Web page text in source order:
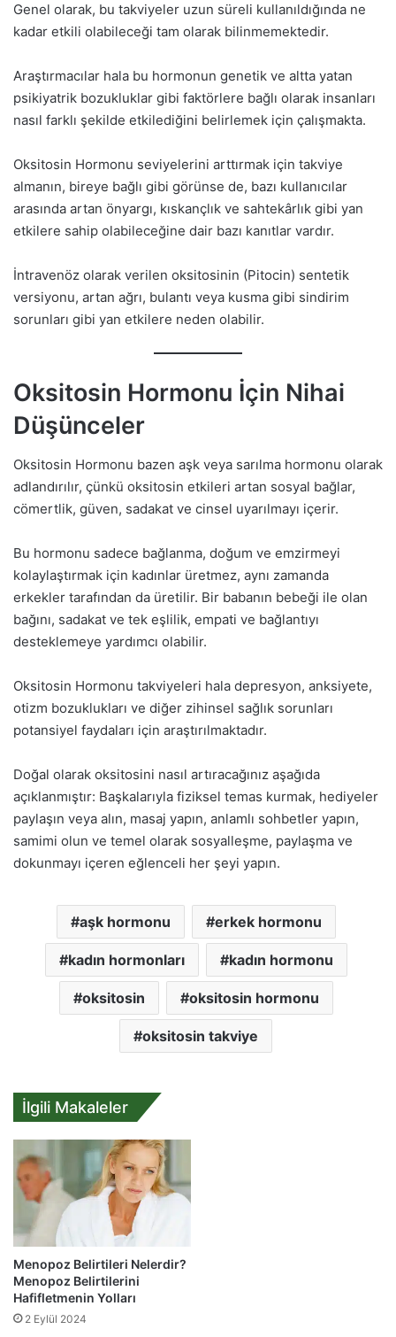
Genel olarak, bu takviyeler uzun süreli kullanıldığında ne
kadar etkili olabileceği tam olarak bilinmemektedir.
Araştırmacılar hala bu hormonun genetik ve altta yatan
psikiyatrik bozukluklar gibi faktörlere bağlı olarak insanları
nasıl farklı şekilde etkilediğini belirlemek için çalışmakta.
Oksitosin Hormonu seviyelerini arttırmak için takviye
almanın, bireye bağlı gibi görünse de, bazı kullanıcılar
arasında artan önyargı, kıskançlık ve sahtekârlık gibi yan
etkilere sahip olabileceğine dair bazı kanıtlar vardır.
İntravenöz olarak verilen oksitosinin (Pitocin) sentetik
versiyonu, artan ağrı, bulantı veya kusma gibi sindirim
sorunları gibi yan etkilere neden olabilir.
Oksitosin Hormonu İçin Nihai
Düşünceler
Oksitosin Hormonu bazen aşk veya sarılma hormonu olarak
adlandırılır, çünkü oksitosin etkileri artan sosyal bağlar,
cömertlik, güven, sadakat ve cinsel uyarılmayı içerir.
Bu hormonu sadece bağlanma, doğum ve emzirmeyi
kolaylaştırmak için kadınlar üretmez, aynı zamanda
erkekler tarafından da üretilir. Bir babanın bebeği ile olan
bağını, sadakat ve tek eşlilik, empati ve bağlantıyı
desteklemeye yardımcı olabilir.
Oksitosin Hormonu takviyeleri hala depresyon, anksiyete,
otizm bozuklukları ve diğer zihinsel sağlık sorunları
potansiyel faydaları için araştırılmaktadır.
Doğal olarak oksitosini nasıl artıracağınız aşağıda
açıklanmıştır: Başkalarıyla fiziksel temas kurmak, hediyeler
paylaşın veya alın, masaj yapın, anlamlı sohbetler yapın,
samimi olun ve temel olarak sosyalleşme, paylaşma ve
dokunmayı içeren eğlenceli her şeyi yapın.
aşk hormonu erkek hormonu
kadın hormonları kadın hormonu
oksitosin oksitosin hormonu
oksitosin takviye
İlgili Makaleler
Menopoz Belirtileri Nelerdir?
Menopoz Belirtilerini
Hafifletmenin Yolları
2 Eylül 2024